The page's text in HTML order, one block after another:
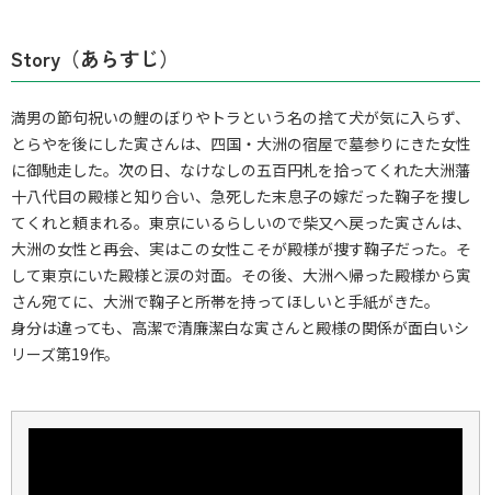
Story（あらすじ）
満男の節句祝いの鯉のぼりやトラという名の捨て犬が気に入らず、
とらやを後にした寅さんは、四国・大洲の宿屋で墓参りにきた女性
に御馳走した。次の日、なけなしの五百円札を拾ってくれた大洲藩
十八代目の殿様と知り合い、急死した末息子の嫁だった鞠子を捜し
てくれと頼まれる。東京にいるらしいので柴又へ戻った寅さんは、
大洲の女性と再会、実はこの女性こそが殿様が捜す鞠子だった。そ
して東京にいた殿様と涙の対面。その後、大洲へ帰った殿様から寅
さん宛てに、大洲で鞠子と所帯を持ってほしいと手紙がきた。
身分は違っても、高潔で清廉潔白な寅さんと殿様の関係が面白いシ
リーズ第19作。